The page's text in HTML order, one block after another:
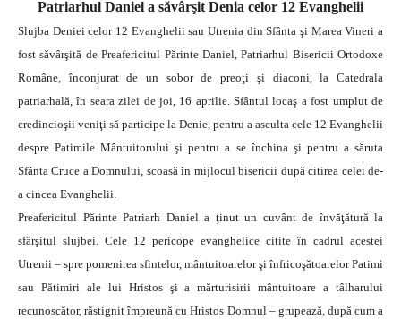
Patriarhul Daniel a săvârşit Denia celor 12 Evanghelii
Slujba Deniei celor 12 Evanghelii sau Utrenia din Sfânta şi Marea Vineri a
fost săvârşită de Preafericitul Părinte Daniel, Patriarhul Bisericii Ortodoxe
Române, înconjurat de un sobor de preoţi şi diaconi, la Catedrala
patriarhală, în seara zilei de joi, 16 aprilie.Sfântul locaş a fost umplut de
credincioşii veniţi să participe la Denie, pentru a asculta cele 12 Evanghelii
despre Patimile Mântuitorului şi pentru a se închina şi pentru a săruta
Sfânta Cruce a Domnului, scoasă în mijlocul bisericii după citirea celei de-
a cincea Evanghelii.
Preafericitul Părinte Patriarh Daniel a ţinut un cuvânt de învăţătură la
sfârşitul slujbei. Cele 12 pericope evanghelice citite în cadrul acestei
Utrenii – spre pomenirea sfintelor, mântuitoarelor şi înfricoşătoarelor Patimi
sau Pătimiri ale lui Hristos şi a mărturisirii mântuitoare a tâlharului
recunoscător, răstignit împreună cu Hristos Domnul – grupează, după cum a